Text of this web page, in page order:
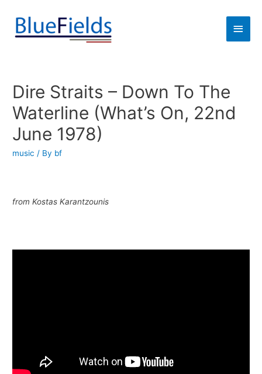
Dire Straits – Down To The
Waterline (What’s On, 22nd
June 1978)
music / By bf
from Kostas Karantzounis